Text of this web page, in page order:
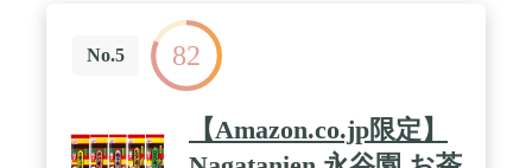
No.5 82
【Amazon.co.jp限定】